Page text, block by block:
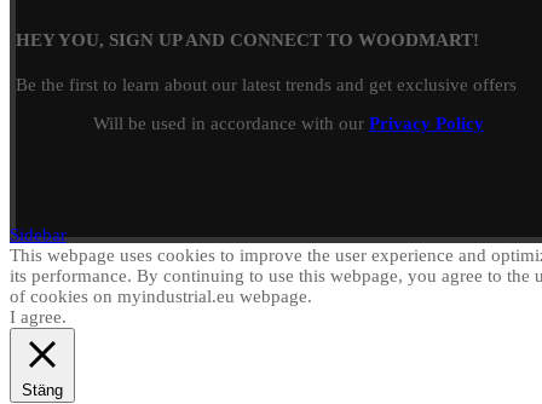
HEY YOU, SIGN UP AND CONNECT TO WOODMART!
Be the first to learn about our latest trends and get exclusive offers
Will be used in accordance with our Privacy Policy
Sidebar
This webpage uses cookies to improve the user experience and
its performance. By continuing to use this webpage, you agree to the
of cookies on myindustrial.eu webpage.
I agree.
Stäng